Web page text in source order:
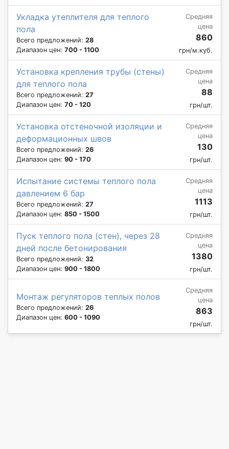
Укладка утеплителя для теплого
пола
Всего предложений: 28
Диапазон цен: 700 - 1100
Средняя
цена
860
грн/м.куб.
Установка крепления трубы (стены)
для теплого пола
Всего предложений: 27
Диапазон цен: 70 - 120
Средняя
цена
88
грн/шт.
Установка отстеночной изоляции и
деформационных швов
Всего предложений: 26
Диапазон цен: 90 - 170
Средняя
цена
130
грн/шт.
Испытание системы теплого пола
давлением 6 бар
Всего предложений: 27
Диапазон цен: 850 - 1500
Средняя
цена
1113
грн/шт.
Пуск теплого пола (стен), через 28
дней после бетонирования
Всего предложений: 32
Диапазон цен: 900 - 1800
Средняя
цена
1380
грн/шт.
Монтаж регуляторов теплых полов
Всего предложений: 26
Диапазон цен: 600 - 1090
Средняя
цена
863
грн/шт.